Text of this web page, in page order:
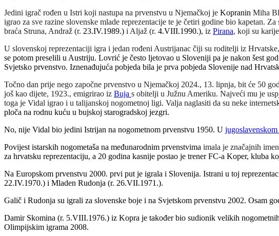
Jedini igrač rođen u Istri koji nastupa na prvenstvu u Njemačkoj je Kopranin Miha
igrao za sve razine slovenske mlade reprezentacije te je četiri godine bio kapetan.
braća Struna, Andraž (r. 23.IV.1989.) i Aljaž (r. 4.VIII.1990.), iz Pirana, koji su
U slovenskoj reprezentaciji igra i jedan rođeni Austrijanac čiji su roditelji iz
se potom preselili u Austriju. Lovrić je često ljetovao u Sloveniji pa je nakon šest
Svjetsko prvenstvo. Iznenađujuća pobjeda bila je prva pobjeda Slovenije nad
Točno dan prije nego započne prvenstvo u Njemačkoj 2024., 13. lipnja, bit će 50
još kao dijete, 1923., emigrirao iz Buja s obitelji u Južnu Ameriku. Najveći mu je
toga je Vidal igrao i u talijanskoj nogometnoj ligi. Valja naglasiti da su neke
ploča na rodnu kuću u bujskoj starogradskoj jezgri.
No, nije Vidal bio jedini Istrijan na nogometnom prvenstvu 1950. U jugoslavenskom
Povijest istarskih nogometaša na međunarodnim prvenstvima imala je značajnih
za hrvatsku reprezentaciju, a 20 godina kasnije postao je trener FC-a Koper, kluba
Na Europskom prvenstvu 2000. prvi put je igrala i Slovenija. Istrani u toj
22.IV.1970.) i Mladen Rudonja (r. 26.VII.1971.).
Galič i Rudonja su igrali za slovenske boje i na Svjetskom prvenstvu 2002. Osam
Damir Skomina (r. 5.VIII.1976.) iz Kopra je također bio sudionik velikih
Olimpijskim igrama 2008.